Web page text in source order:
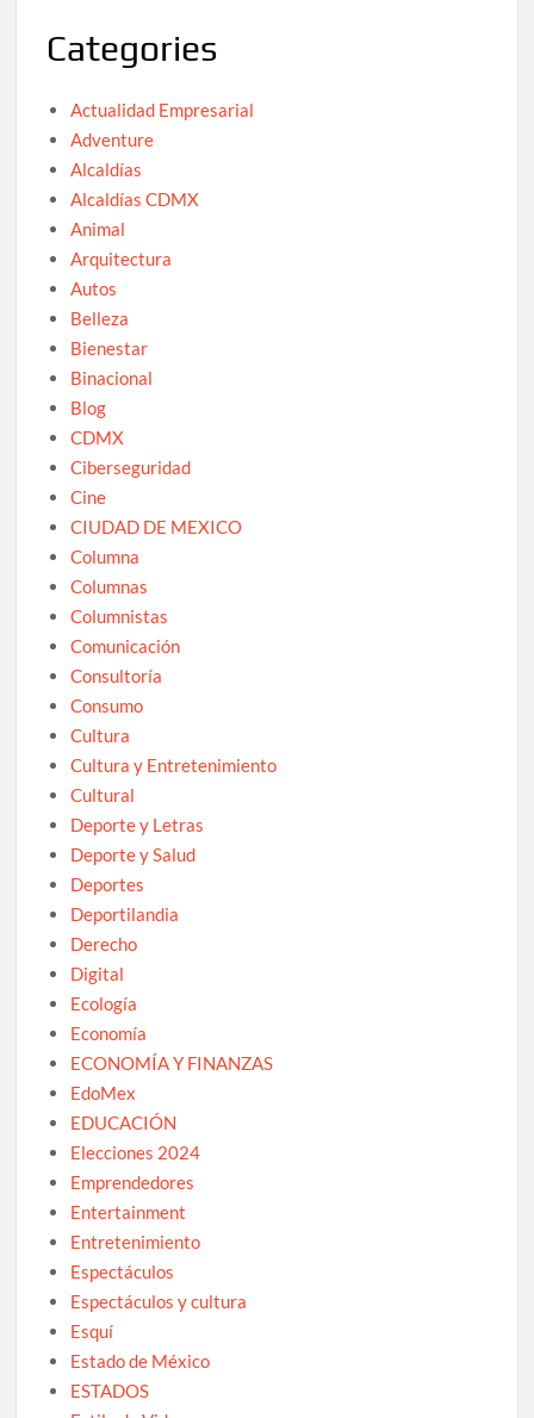
Categories
Actualidad Empresarial
Adventure
Alcaldías
Alcaldías CDMX
Animal
Arquitectura
Autos
Belleza
Bienestar
Binacional
Blog
CDMX
Ciberseguridad
Cine
CIUDAD DE MEXICO
Columna
Columnas
Columnistas
Comunicación
Consultoría
Consumo
Cultura
Cultura y Entretenimiento
Cultural
Deporte y Letras
Deporte y Salud
Deportes
Deportilandia
Derecho
Digital
Ecología
Economía
ECONOMÍA Y FINANZAS
EdoMex
EDUCACIÓN
Elecciones 2024
Emprendedores
Entertainment
Entretenimiento
Espectáculos
Espectáculos y cultura
Esquí
Estado de México
ESTADOS